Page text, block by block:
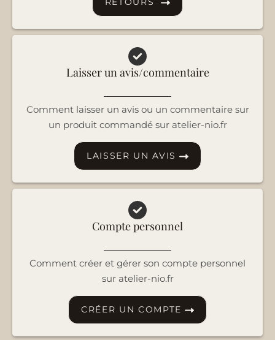
Laisser un avis/commentaire
Comment laisser un avis ou un commentaire sur
un produit commandé sur atelier-nio.fr
LAISSER UN AVIS
Compte personnel
Comment créer et gérer son compte personnel
sur atelier-nio.fr
CRÉER UN COMPTE